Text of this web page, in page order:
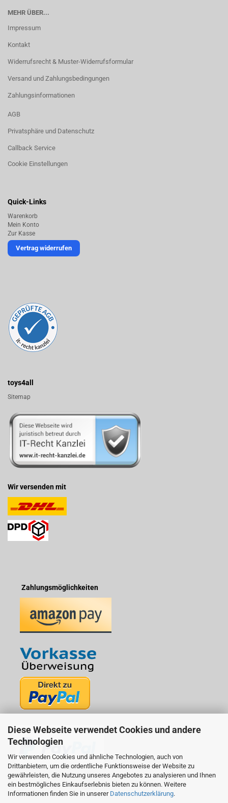
Diese Webseite verwendet Cookies und andere
Technologien
Wir verwenden Cookies und ähnliche Technologien, auch von
Drittanbietern, um die ordentliche Funktionsweise der Website zu
gewährleisten, die Nutzung unseres Angebotes zu analysieren und Ihnen
ein bestmögliches Einkaufserlebnis bieten zu können. Weitere
Informationen finden Sie in unserer Datenschutzerklärung.
MEHR ÜBER...
Impressum
Kontakt
Widerrufsrecht & Muster-Widerrufsformular
Versand und Zahlungsbedingungen
Zahlungsinformationen
AGB
Privatsphäre und Datenschutz
Callback Service
Cookie Einstellungen
Quick-Links
Warenkorb
Mein Konto
Zur Kasse
Vertrag widerrufen
toys4all
Sitemap
Wir versenden mit
Zahlungsmöglichkeiten